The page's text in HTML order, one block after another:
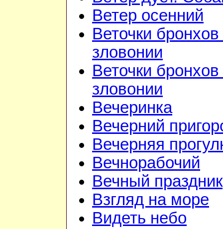
Ветер осенний
Веточки
зловонии
Веточки
зловонии
Вечеринка
Вечерний
Вечерняя
Вечнорабочий
Вечный праздник
Взгляд на море
Видеть небо